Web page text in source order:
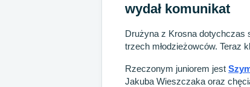
wydał komunikat
Drużyna z Krosna dotychczas
trzech młodzieżowców. Teraz
Rzeczonym juniorem jest
Jakuba Wieszczaka oraz